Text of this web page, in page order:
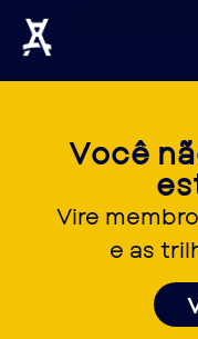
Você
Vire
e as